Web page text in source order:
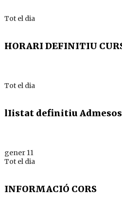
Tot el dia
HORARI DEFINITIU
Tot el dia
lIistat definitiu Admesos
gener 11
Tot el dia
INFORMACIÓ CORS